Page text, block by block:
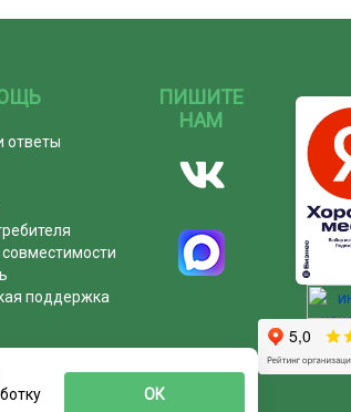
ответы
поддержка
ПИШИТЕ
НАМ
ОК